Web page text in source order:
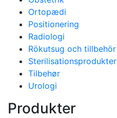
Produkter
Ortopædi
Positionering
Radiologi
Rökutsug och tillbehör
Sterilisationsprodukter
Tilbehør
Urologi